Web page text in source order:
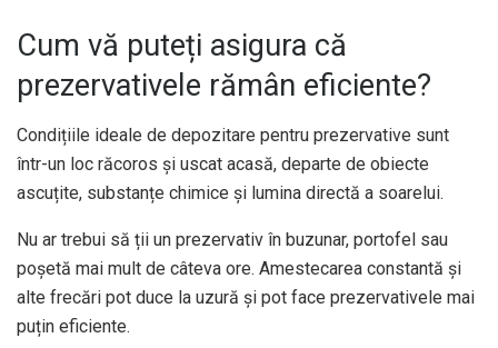
Cum vă puteți asigura că
prezervativele rămân eficiente?
Condițiile ideale de depozitare pentru prezervative sunt
într-un loc răcoros și uscat acasă, departe de obiecte
ascuțite, substanțe chimice și lumina directă a soarelui.
Nu ar trebui să ții un prezervativ în buzunar, portofel sau
poșetă mai mult de câteva ore. Amestecarea constantă și
alte frecări pot duce la uzură și pot face prezervativele mai
puțin eficiente.